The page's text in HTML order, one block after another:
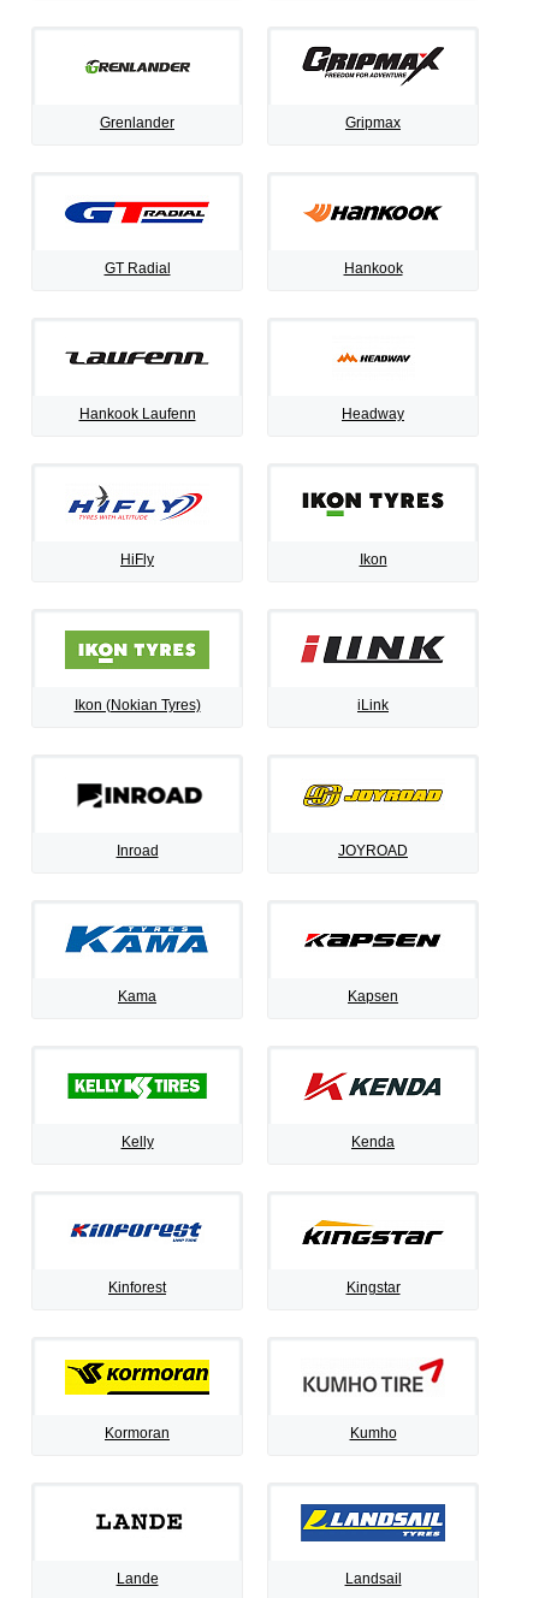
Grenlander Gripmax
GT Radial Hankook
Hankook Laufenn Headway
HiFly Ikon
Ikon (Nokian Tyres) iLink
Inroad JOYROAD
Kama Kapsen
Kelly Kenda
Kinforest Kingstar
Kormoran Kumho
Lande Landsail